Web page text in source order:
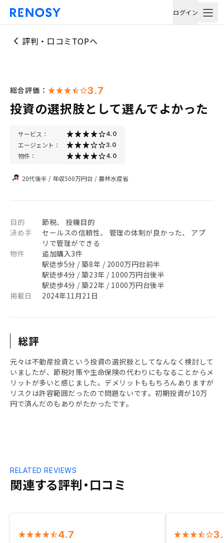
ログイン
評判・口コミTOPへ
総合評価： 3.7
投資の選択肢として選んでよかった
サービス： 4.0
エージェント： 3.0
物件： 4.0
20代後半 / 年収500万円台 / 農林水産省
目的
節税、 投機目的
決め手
セールスの信頼性、 管理の体制が良かった、 アプ
リで管理ができる
物件
追加購入3件
駅徒歩5分 / 築8年 / 2000万円台前半
駅徒歩4分 / 築23年 / 1000万円台後半
駅徒歩4分 / 築22年 / 1000万円台後半
掲載日
2024年11月21日
総評
元々は不動産投資という投資の選択肢としてなんなく検討して
いましたが、節税対策や生命保険の代わりにもなることからメ
リットが多いと感じました。デメリットももちろんありますが
リスクは許容範囲だったので問題ないです。初期投資が10万
円で済んだのもありがたかったです。
関連する評判・口コミ
RELATED REVIEWS
4.7